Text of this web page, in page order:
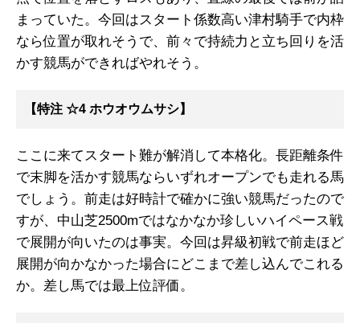
まっていた。今回はスタート係数高い津村騎手で内枠
なら位置が取れそうで、前々で持続力と立ち回りを活
かす競馬ができればやれそう。
【特注 ☆4 ホウオウムサシ】
ここに来てスタート難が解消して本格化。長距離条件
で末脚を活かす競馬ならいずれオープンでも走れる馬
でしょう。前走は好時計で確かに強い競馬だったので
すが、中山芝2500mではなかなか珍しいハイペース戦
で展開が向いたのは事実。今回は昇級初戦で前走ほど
展開が向かなかった場合にどこまで差し込んでこれる
か。差し馬では最上位評価。